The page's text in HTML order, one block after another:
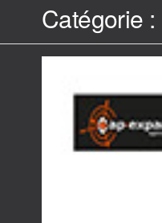
Catégorie :